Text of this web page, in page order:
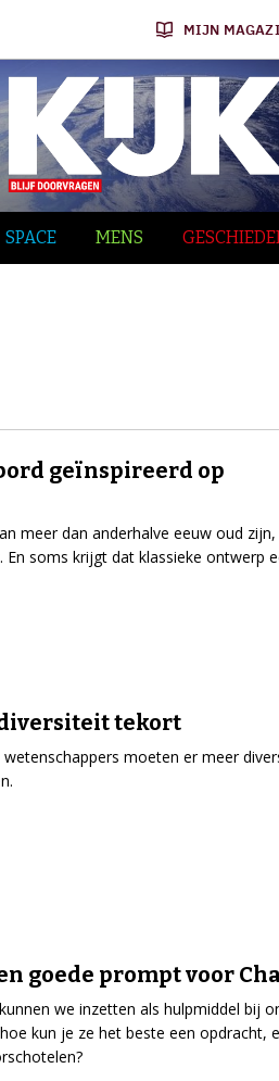
MIJN
SPACE MENS
geïnspireerd op
meer dan anderhalve eeuw oud
soms krijgt dat klassieke ontwerp
tekort
moeten er meer
goede prompt voor
we inzetten als hulpmiddel bij
kun je ze het beste een opdracht,